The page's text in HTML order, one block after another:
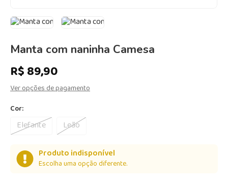
Manta com naninha Camesa
R$ 89,90
Ver opções de pagamento
Cor:
Elefante Leão
Produto indisponível
Escolha uma opção diferente.